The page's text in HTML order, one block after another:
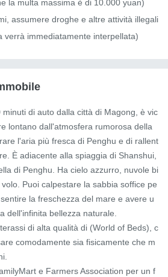
la multa massima è di 10.000 yuan)
assumere droghe e altre attività illegali
verrà immediatamente interpellata)
minuti di auto dalla città di Magong, è vic
lontano dall'atmosfera rumorosa della
l'aria più fresca di Penghu e di rallent
È adiacente alla spiaggia di Shanshui,
di Penghu. Ha cielo azzurro, nuvole bi
Puoi calpestare la sabbia soffice pe
la freschezza del mare e avere u
dell'infinita bellezza naturale.
di alta qualità di (World of Beds), c
comodamente sia fisicamente che m
e Farmers Association per un f